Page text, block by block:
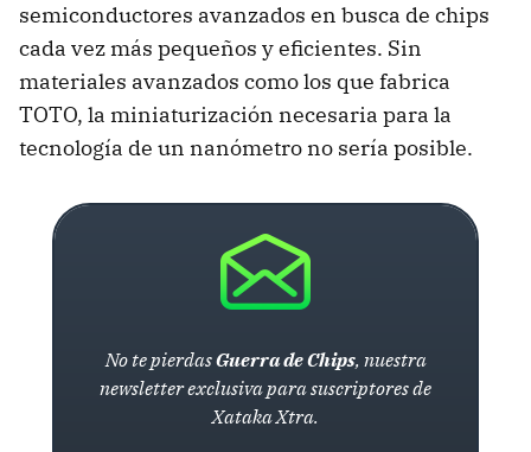
semiconductores avanzados en busca de chips
cada vez más pequeños y eficientes. Sin
materiales avanzados como los que fabrica
TOTO, la miniaturización necesaria para la
tecnología de un nanómetro no sería posible.
No te pierdasGuerra de Chips, nuestra
newsletter exclusiva para suscriptores de
Xataka Xtra.